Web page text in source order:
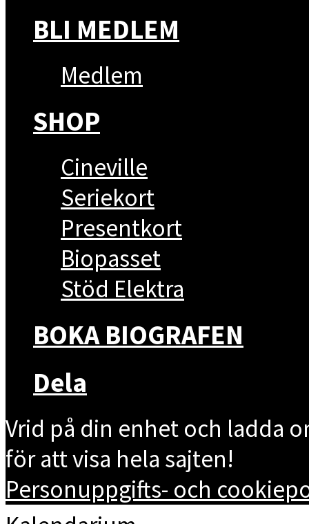
BLI MEDLEM
Medlem
SHOP
Cineville
Seriekort
Presentkort
Biopasset
Stöd Elektra
BOKA BIOGRAFEN
Dela
Vrid på din enhet och ladda
för att visa hela sajten!
Personuppgifts- och